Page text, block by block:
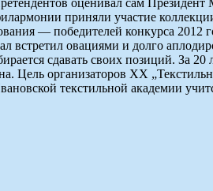
приняли участие
— победителей конкурса 2012
встретил овациями и долго
сдавать своих позиций. За
организаторов XX
текстильной академии